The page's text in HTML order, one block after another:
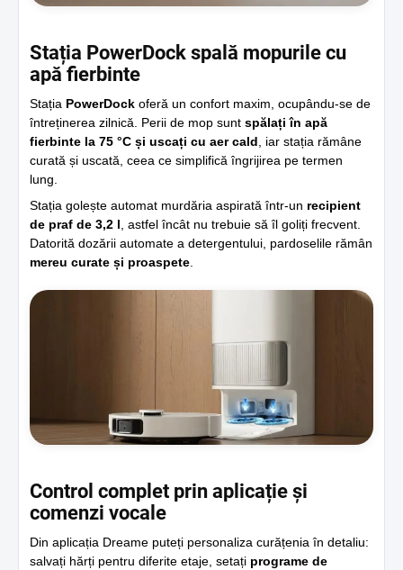
Stația PowerDock spală mopurile cu
apă fierbinte
Stația PowerDock oferă un confort maxim, ocupându-se de
întreținerea zilnică. Perii de mop sunt spălați în apă
fierbinte la 75 °C și uscați cu aer cald , iar stația rămâne
curată și uscată, ceea ce simplifică îngrijirea pe termen
lung.
Stația golește automat murdăria aspirată într-un recipient
de praf de 3,2 l , astfel încât nu trebuie să îl goliți frecvent.
Datorită dozării automate a detergentului, pardoselile rămân
mereu curate și proaspete
Control complet prin aplicație și
comenzi vocale
Din aplicația Dreame puteți personaliza curățenia în detaliu:
salvați hărți pentru diferite etaje, setați programe de